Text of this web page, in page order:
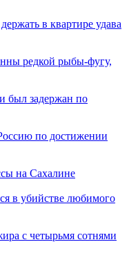
в квартире удава
редкой рыбы-фугу,
был задержан по
по достижении
на Сахалине
в убийстве любимого
с четырьмя сотнями